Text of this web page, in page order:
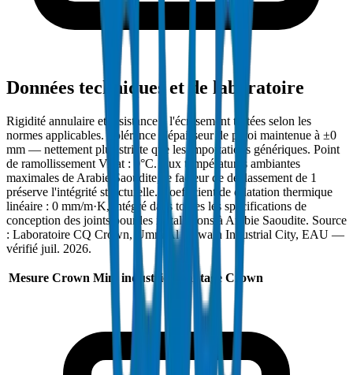
Données techniques et de laboratoire
Rigidité annulaire et résistance à l'écrasement testées selon les
normes applicables. Tolérance d'épaisseur de paroi maintenue à ±0
mm — nettement plus stricte que les importations génériques. Point
de ramollissement Vicat : 0°C. Aux températures ambiantes
maximales de Arabie Saoudite, le facteur de déclassement de 1
préserve l'intégrité structurelle. Coefficient de dilatation thermique
linéaire : 0 mm/m·K, intégré dans toutes les spécifications de
conception des joints pour les installations à Arabie Saoudite. Source
: Laboratoire CQ Crown, Umm Al Quwain Industrial City, EAU —
vérifié juil. 2026.
Mesure Crown Min. industrie Avantage Crown